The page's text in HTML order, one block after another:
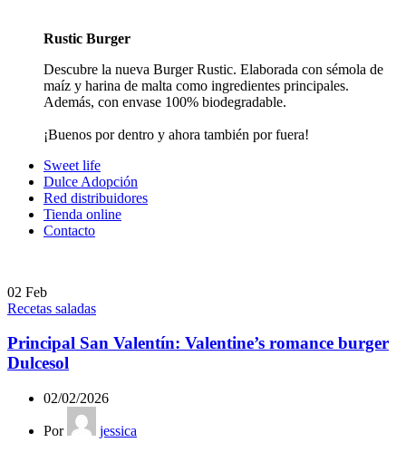
Rustic Burger
Descubre la nueva Burger Rustic. Elaborada con sémola de
maíz y harina de malta como ingredientes principales.
Además, con envase 100% biodegradable.
¡Buenos por dentro y ahora también por fuera!
Sweet life
Dulce Adopción
Red distribuidores
Tienda online
Contacto
02 Feb
Recetas saladas
Principal San Valentín: Valentine’s romance burger
Dulcesol
02/02/2026
Por
jessica